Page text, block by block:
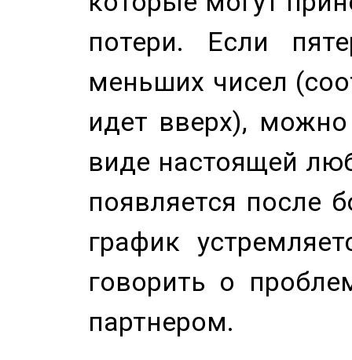
потери. Если
меньших чисел
идет вверх),
виде настоящей
появляется после
график
говорить о
партнером.